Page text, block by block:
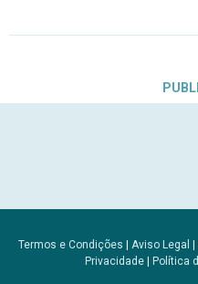
Termos e Condições | Aviso Legal |
Privacidade| Política